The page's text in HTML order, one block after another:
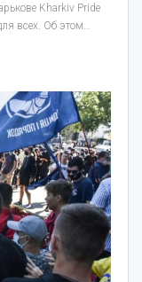
Kharkiv Pride
всех. Об этом…